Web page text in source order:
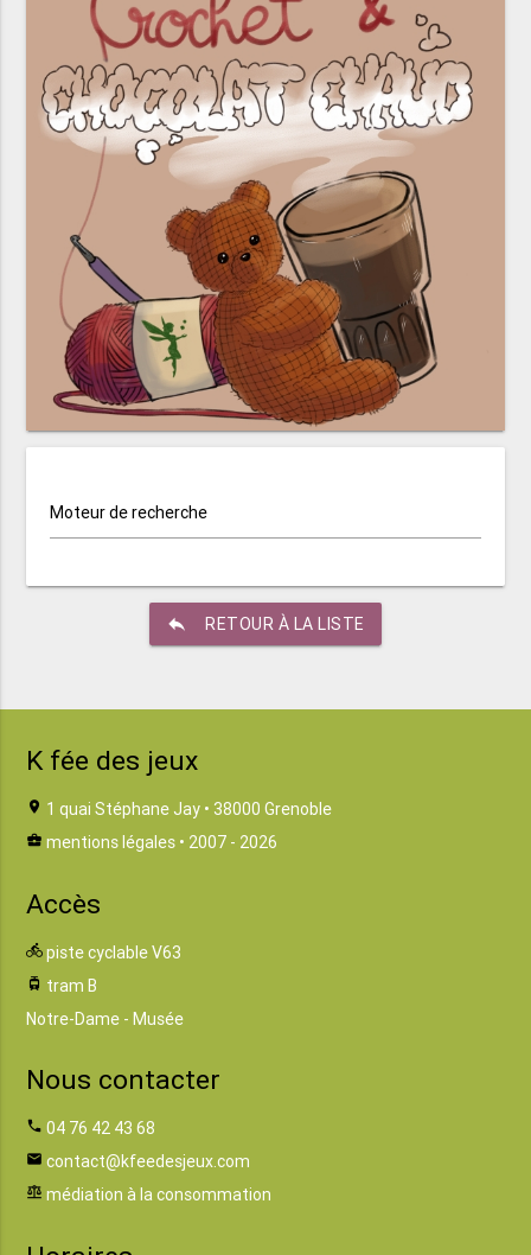
Moteur de recherche
reply RETOUR À LA LISTE
K fée des jeux
location_on 1 quai Stéphane Jay • 38000 Grenoble
business_center mentions légales • 2007 - 2026
Accès
directions_bike piste cyclable V63
tram tram B
Notre-Dame - Musée
Nous contacter
phone 04 76 42 43 68
email contact@kfeedesjeux.com
balance médiation à la consommation